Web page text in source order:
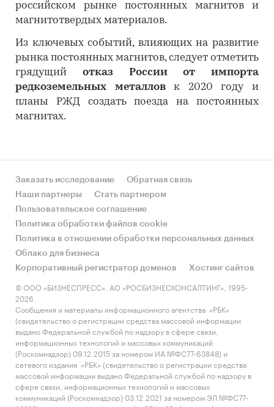
российском рынке постоянных магнитов и
магнитотвердых материалов.
Из ключевых событий, влияющих на развитие
рынка постоянных магнитов, следует отметить
грядущий отказ России от импорта
редкоземельных металловк 2020 году и
планы РЖД создать поезда на постоянных
магнитах.
Заказать исследование
Обратная связь
Наши партнеры
Стать партнером
Пользовательское соглашение
Политика обработки файлов cookie
Политика в отношении обработки персональных данных
Облако для бизнеса
Корпоративный регистратор доменов
Хостинг сайтов
© ООО «БИЗНЕСПРЕСС», АО «РОСБИЗНЕСКОНСАЛТИНГ», 1995-
2026.
Сообщения и материалы информационного агентства «РБК»
(свидетельство о регистрации средства массовой информации
выдано Федеральной службой по надзору в сфере связи,
информационных технологий и массовых коммуникаций
(Роскомнадзор) 09.12.2015 за номером ИА №ФС77-63848) и
сетевого издания «РБК» (свидетельство о регистрации средства
массовой информации выдано Федеральной службой по надзору в
сфере связи, информационных технологий и массовых
коммуникаций (Роскомнадзор) 03.12.2021 за номером ЭЛ №ФС77-